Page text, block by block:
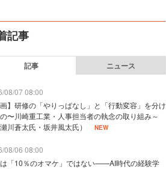
記事
記事 ニュース
08/07 08:00
】研修の「やりっぱなし」と「行動変容」を分け
〜川崎重工業・人事担当者の執念の取り組み～
川蒼太氏・坂井風太氏）
NEW
08/06 08:00
「10％のオマケ」ではない——AI時代の経験学